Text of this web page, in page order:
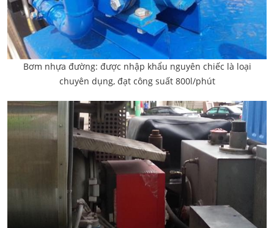
Bơm nhựa đường: được nhập khẩu nguyên chiếc là loại
chuyên dụng, đạt công suất 800l/phút